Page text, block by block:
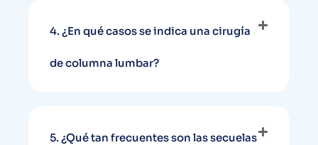
4. ¿En qué casos se indica una cirugía
de columna lumbar?
5. ¿Qué tan frecuentes son las secuelas